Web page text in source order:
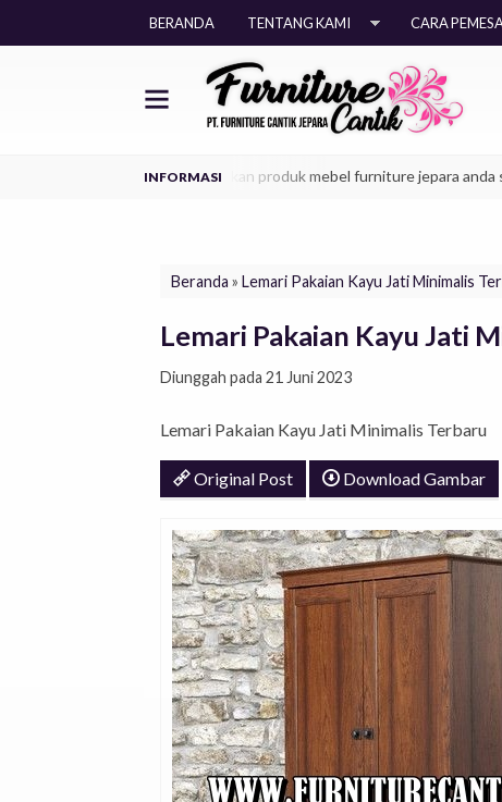
BERANDA TENTANG KAMI CARA
model era kekinian, dapatkan produk mebel furniture jepara anda
Beranda » Lemari Pakaian Kayu Jati Minimalis
Lemari Pakaian Kayu Jati
Diunggah pada 21 Juni 2023
Lemari Pakaian Kayu Jati Minimalis Terbaru
Original Post Download Gambar